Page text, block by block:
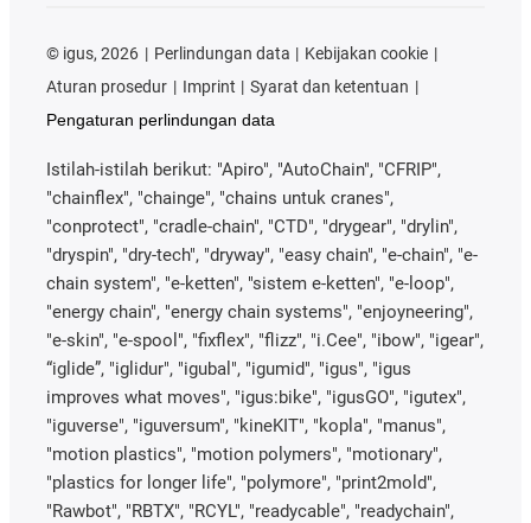
© igus, 2026 Perlindungan data
Kebijakan cookie
Aturan prosedur
Imprint
Syarat dan ketentuan
Pengaturan perlindungan data
Istilah-istilah berikut: "Apiro", "AutoChain", "CFRIP",
"chainflex", "chainge", "chains untuk cranes",
"conprotect", "cradle-chain", "CTD", "drygear", "drylin",
"dryspin", "dry-tech", "dryway", "easy chain", "e-chain", "e-
chain system", "e-ketten", "sistem e-ketten", "e-loop",
"energy chain", "energy chain systems", "enjoyneering",
"e-skin", "e-spool", "fixflex", "flizz", "i.Cee", "ibow", "igear",
“iglide”, "iglidur", "igubal", "igumid", "igus", "igus
improves what moves", "igus:bike", "igusGO", "igutex",
"iguverse", "iguversum", "kineKIT", "kopla", "manus",
"motion plastics", "motion polymers", "motionary",
"plastics for longer life", "polymore", "print2mold",
"Rawbot", "RBTX", "RCYL", "readycable", "readychain",